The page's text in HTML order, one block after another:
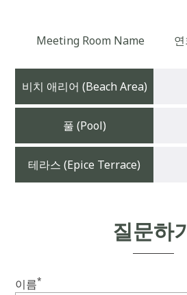
Meeting Room Name
비치 애리어 (Beach Area)
풀 (Pool)
테라스 (Epice Terrace)
질문하기
이름*